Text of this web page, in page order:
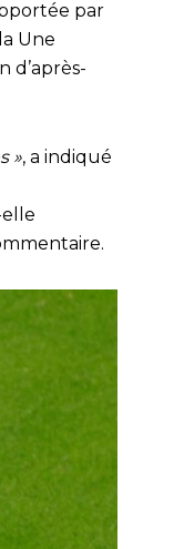
par
Une
d’après-
», a indiqué
elle